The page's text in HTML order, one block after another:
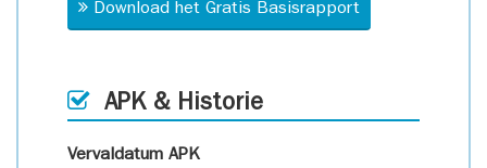
Download het Gratis Basisrapport
APK & Historie
Vervaldatum APK